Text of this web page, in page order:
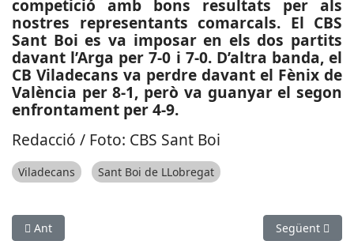
competició amb bons resultats per als
nostres representants comarcals. El CBS
Sant Boi es va imposar en els dos partits
davant l’Arga per 7-0 i 7-0. D’altra banda, el
CB Viladecans va perdre davant el Fènix de
València per 8-1, però va guanyar el segon
enfrontament per 4-9.
Redacció / Foto: CBS Sant Boi
Viladecans Sant Boi de LLobregat
Article anterior: ESPORTS (BEISBOL, SPANISH BASEBALL
Ant Article
Següent